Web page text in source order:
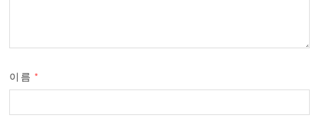
이름 *